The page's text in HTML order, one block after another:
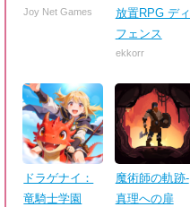
Joy Net Games
放置RPG ディ
フェンス
ekkorr
ドラゲナイ：
竜騎士学園
魔術師の軌跡-
真理への扉